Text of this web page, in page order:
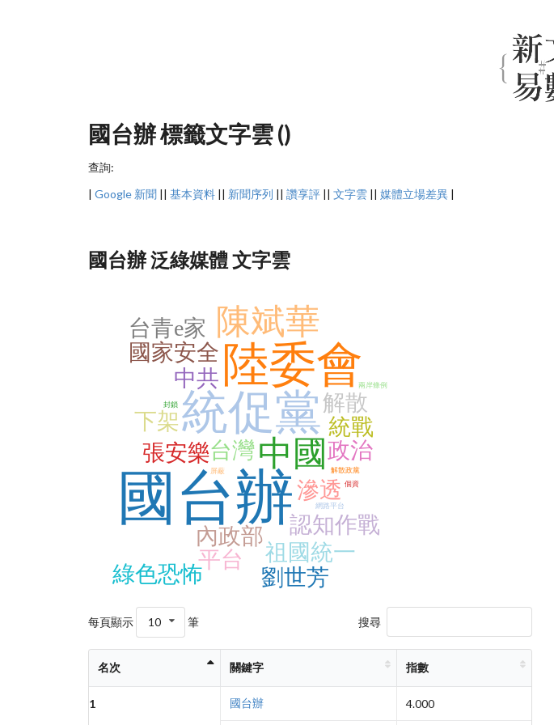
國台辦 標籤文字雲 ()
查詢:
| Google 新聞|| 基本資料|| 新聞序列 || 讚享評|| 文字雲|| 媒體立場差異|
國台辦 泛綠媒體 文字雲
國台辦
統促黨
陸委會
陳斌華
中國
台灣
張安樂
滲透
中共
認知作戰
國家安全
內政部
政治
平台
台青e家
解散
統戰
下架
綠色恐怖
祖國統一
劉世芳
網路平台
解散政黨
屏蔽
封鎖
兩岸條例
個資
每頁顯示 10 筆 搜尋
名次 關鍵字 指數
1 國台辦 4.000